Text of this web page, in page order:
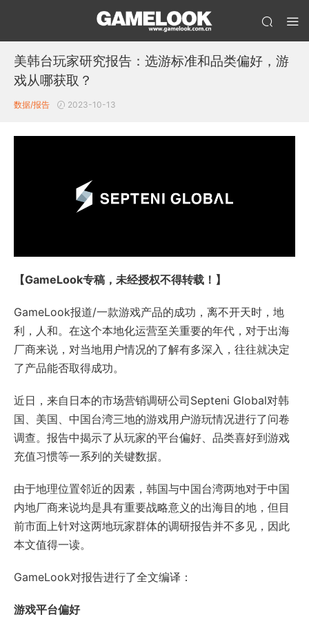
美韩台玩家研究报告：选游标准和品类偏好，游
戏从哪获取？
数据/报告 2023-10-13
【GameLook专稿，未经授权不得转载！】
GameLook报道/一款游戏产品的成功，离不开天时，地
利，人和。在这个本地化运营至关重要的年代，对于出海
厂商来说，对当地用户情况的了解有多深入，往往就决定
了产品能否取得成功。
近日，来自日本的市场营销调研公司Septeni Global对韩
国、美国、中国台湾三地的游戏用户游玩情况进行了问卷
调查。报告中揭示了从玩家的平台偏好、品类喜好到游戏
充值习惯等一系列的关键数据。
由于地理位置邻近的因素，韩国与中国台湾两地对于中国
内地厂商来说均是具有重要战略意义的出海目的地，但目
前市面上针对这两地玩家群体的调研报告并不多见，因此
本文值得一读。
GameLook对报告进行了全文编译：
游戏平台偏好